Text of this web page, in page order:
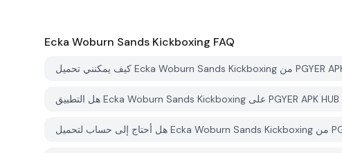
Ecka Woburn Sands Kickboxing FAQ